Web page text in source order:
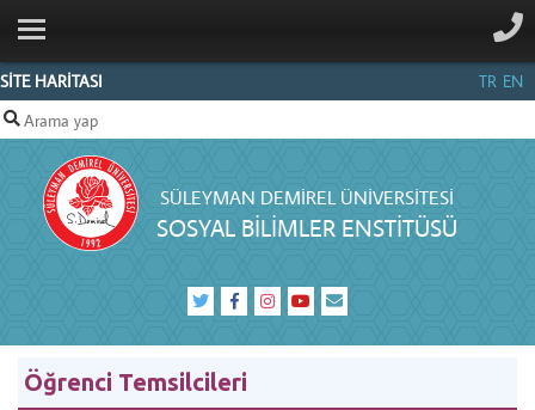
SİTE HARİTASI TR EN
SÜLEYMAN DEMIREL ÜNIVERSITESI
SOSYAL BİLİMLER ENSTİTÜSÜ
ANA SAYFA
KURUMSAL
PERSONEL
MEVZUAT
VIDEOLARI
SDÜ
Öğrenci Temsilcileri